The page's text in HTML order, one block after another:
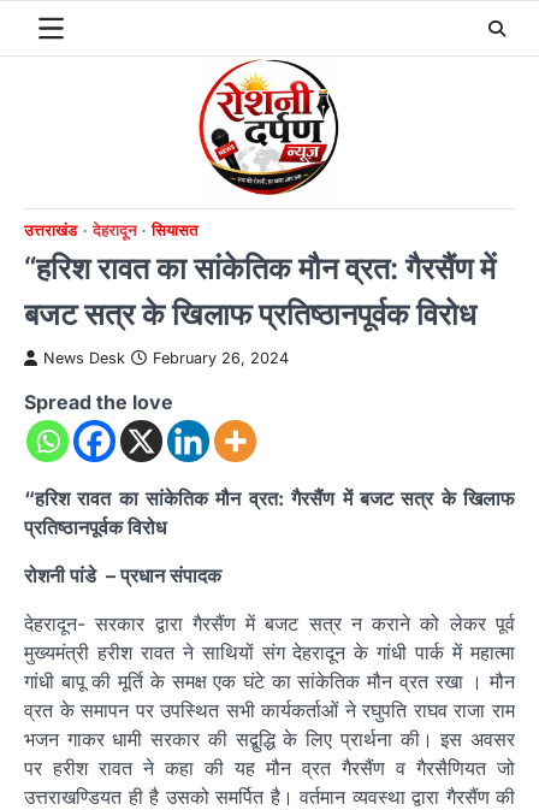
उत्तराखंड देहरादून सियासत
“हरिश रावत का सांकेतिक मौन व्रत: गैरसैंण में
बजट सत्र के खिलाफ प्रतिष्ठानपूर्वक विरोध
News Desk February 26, 2024
Spread the love
“हरिश रावत का सांकेतिक मौन व्रत: गैरसैंण में बजट सत्र के खिलाफ
प्रतिष्ठानपूर्वक विरोध
रोशनी पांडे – प्रधान संपादक
देहरादून- सरकार द्वारा गैरसैंण में बजट सत्र न कराने को लेकर पूर्व
मुख्यमंत्री हरीश रावत ने साथियों संग देहरादून के गांधी पार्क में महात्मा
गांधी बापू की मूर्ति के समक्ष एक घंटे का सांकेतिक मौन व्रत रखा । मौन
व्रत के समापन पर उपस्थित सभी कार्यकर्ताओं ने रघुपति राघव राजा राम
भजन गाकर धामी सरकार की सद्बुद्धि के लिए प्रार्थना की। इस अवसर
पर हरीश रावत ने कहा की यह मौन व्रत गैरसैंण व गैरसैणियत जो
उत्तराखण्डियत ही है उसको समर्पित है। वर्तमान व्यवस्था द्वारा गैरसैंण की